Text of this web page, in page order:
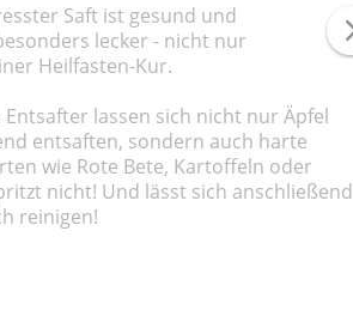
Saft ist gesund und
lecker - nicht nur
Heilfasten-Kur.
lassen sich nicht nur Äpfel
entsaften, sondern auch harte
wie Rote Bete, Kartoffeln oder
nicht! Und lässt sich anschließend
reinigen!